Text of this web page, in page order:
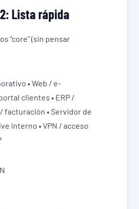
Lista rápida
“core” (sin pensar
• Web / e-
clientes • ERP /
facturación • Servidor de
interno • VPN / acceso